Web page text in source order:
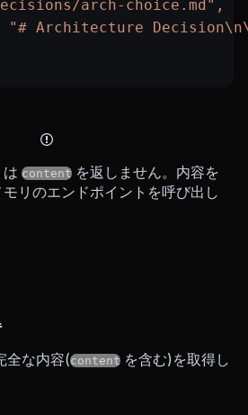
arch-choice.md",
"# Architecture
content を返しません。内容を
リのエンドポイントを呼び出し
全な内容(content を含む)を取得し